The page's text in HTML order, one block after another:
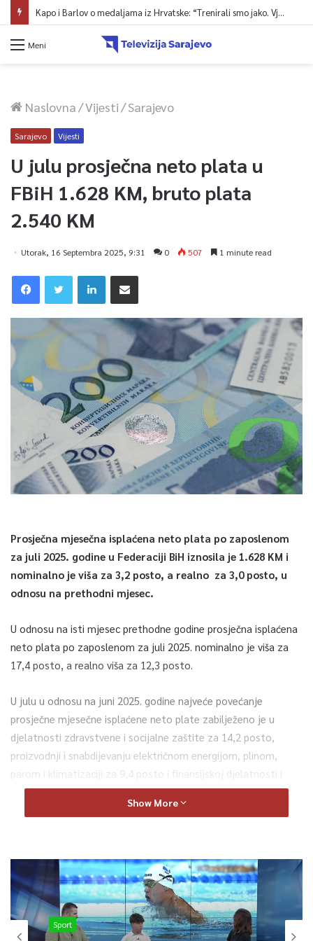
Kapo i Barlov o medaljama iz Hrvatske: “Trenirali smo jako. Vjerovali smo”
Meni
Naslovna/Vijesti/Sarajevo
Sarajevo Vijesti
U julu prosječna neto plata u
FBiH 1.628 KM, bruto plata
2.540 KM
Utorak, 16 Septembra 2025, 9:31 0 507 1 minute read
Prosječna mjesečna isplaćena neto plata po zaposlenom
za juli 2025. godine u Federaciji BiH iznosila je 1.628 KM i
nominalno je viša za 3,2 posto, a realno za 3,0 posto, u
odnosu na prethodni mjesec.
U odnosu na isti mjesec prethodne godine prosječna isplaćena
neto plata po zaposlenom za juli 2025. nominalno je viša za
17,4 posto, a realno viša za 12,3 posto.
U julu u odnosu na juni 2025. godine najveće povećanje
prosječne mjesečne isplaćene neto plate zabilježeno je u
djelatnosti zdravstvene i socijalne zaštite za 14,2 posto,
proizvodnji i snabdijevanju električnom energijom, plinom,
parom i klimatizaciji za 9,4 posto i finansijskoj djelatnosti i
djelatnosti osiguranja za 5,0 posto, pokazuju podaci
Federalnog zavoda za statistiku.
neto plate zabilježeno je u djelatnosti obrazovanje za 1,4
posto, djelatnosti administrativne i pomoćne uslužne
djelatnosti za 0,8 posto i poslovanju nekretninama za 0,1
posto.
Show More
Sport